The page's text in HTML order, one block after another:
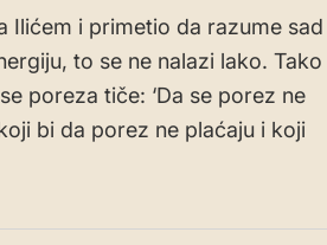
Ilićem i primetio da razume sad
to se ne nalazi lako. Tako
poreza tiče: ‘Da se porez ne
bi da porez ne plaćaju i koji